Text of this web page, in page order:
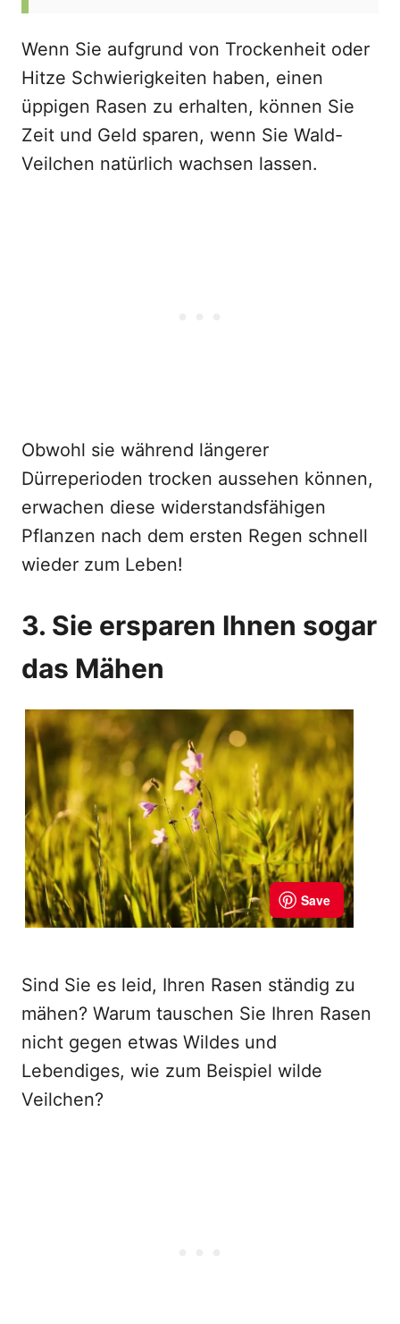
Wenn Sie aufgrund von Trockenheit oder
Hitze Schwierigkeiten haben, einen
üppigen Rasen zu erhalten, können Sie
Zeit und Geld sparen, wenn Sie Wald-
Veilchen natürlich wachsen lassen.
Obwohl sie während längerer
Dürreperioden trocken aussehen können,
erwachen diese widerstandsfähigen
Pflanzen nach dem ersten Regen schnell
wieder zum Leben!
3. Sie ersparen Ihnen sogar
das Mähen
Sind Sie es leid, Ihren Rasen ständig zu
mähen? Warum tauschen Sie Ihren Rasen
nicht gegen etwas Wildes und
Lebendiges, wie zum Beispiel wilde
Veilchen?